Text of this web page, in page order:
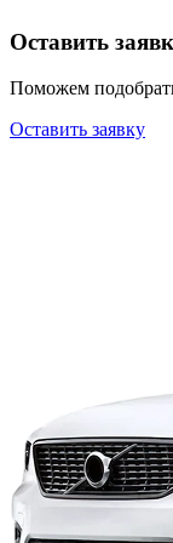
Оставить
Поможем
Оставить заявку